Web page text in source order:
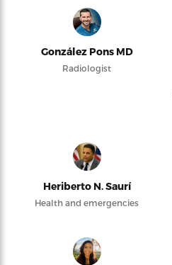
González Pons MD
Radiologist
Heriberto N. Saurí
Health and emergencies